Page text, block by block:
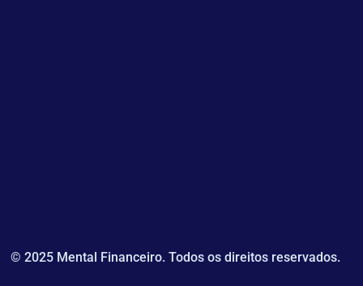
© 2025 Mental Financeiro. Todos os direitos reservados.